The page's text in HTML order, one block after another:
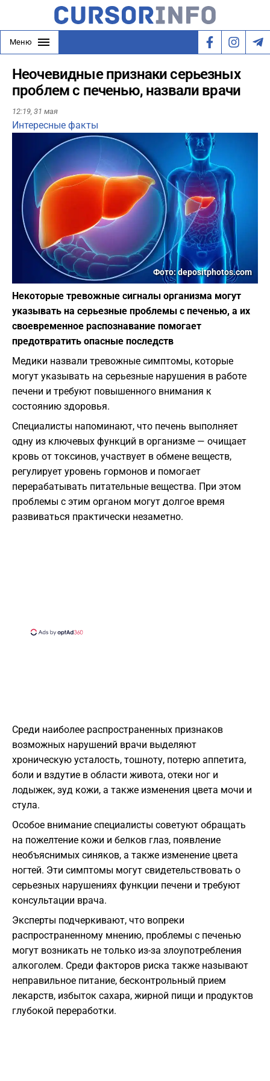
Меню
Неочевидные признаки серьезных
проблем с печенью, назвали врачи
12:19, 31 мая
Интересные факты
Фото: depositphotos.com
Некоторые тревожные сигналы организма могут
указывать на серьезные проблемы с печенью, а их
своевременное распознавание помогает
предотвратить опасные последств
Медики назвали тревожные симптомы, которые
могут указывать на серьезные нарушения в работе
печени и требуют повышенного внимания к
состоянию здоровья.
Специалисты напоминают, что печень выполняет
одну из ключевых функций в организме — очищает
кровь от токсинов, участвует в обмене веществ,
регулирует уровень гормонов и помогает
перерабатывать питательные вещества. При этом
проблемы с этим органом могут долгое время
развиваться практически незаметно.
Среди наиболее распространенных признаков
возможных нарушений врачи выделяют
хроническую усталость, тошноту, потерю аппетита,
боли и вздутие в области живота, отеки ног и
лодыжек, зуд кожи, а также изменения цвета мочи и
стула.
Особое внимание специалисты советуют обращать
на пожелтение кожи и белков глаз, появление
необъяснимых синяков, а также изменение цвета
ногтей. Эти симптомы могут свидетельствовать о
серьезных нарушениях функции печени и требуют
консультации врача.
Эксперты подчеркивают, что вопреки
распространенному мнению, проблемы с печенью
могут возникать не только из-за злоупотребления
алкоголем. Среди факторов риска также называют
неправильное питание, бесконтрольный прием
лекарств, избыток сахара, жирной пищи и продуктов
глубокой переработки.